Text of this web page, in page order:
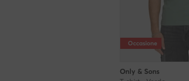
Occasione
Only & Sons